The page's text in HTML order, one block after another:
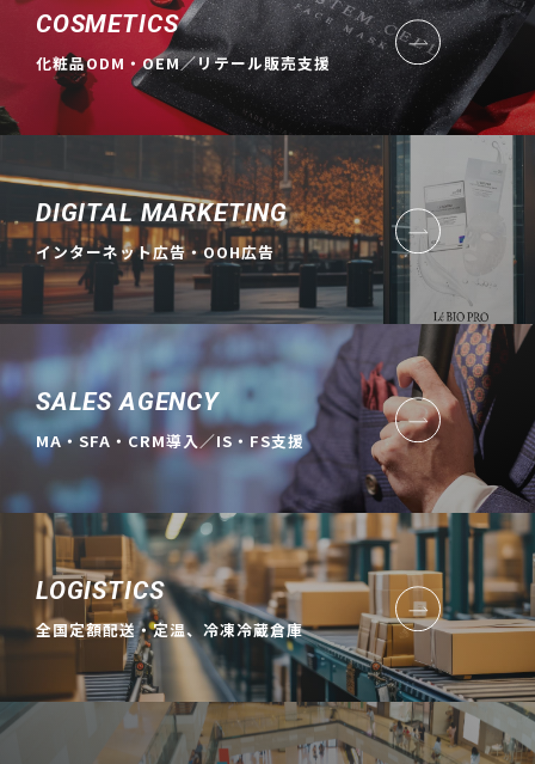
COSMETICS
化粧品ODM・OEM／リテール販売支援
DIGITAL MARKETING
インターネット広告・OOH広告
SALES AGENCY
MA・SFA・CRM導入／IS・FS支援
LOGISTICS
全国定額配送・定温、冷凍冷蔵倉庫